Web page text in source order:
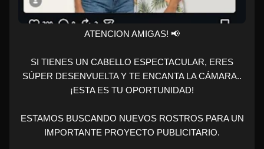
ATENCION AMIGAS! 📢
SI TIENES UN CABELLO ESPECTACULAR, ERES
SÚPER DESENVUELTA Y TE ENCANTA LA CÁMARA..
¡ESTA ES TU OPORTUNIDAD!
ESTAMOS BUSCANDO NUEVOS ROSTROS PARA UN
IMPORTANTE PROYECTO PUBLICITARIO.